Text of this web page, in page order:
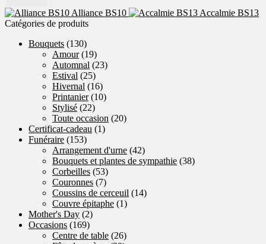
Alliance BS10
Accalmie BS13
Catégories de produits
Bouquets (130)
Amour (19)
Automnal (23)
Estival (25)
Hivernal (16)
Printanier (10)
Stylisé (22)
Toute occasion (20)
Certificat-cadeau (1)
Funéraire (153)
Arrangement d'urne (42)
Bouquets et plantes de sympathie (38)
Corbeilles (53)
Couronnes (7)
Coussins de cerceuil (14)
Couvre épitaphe (1)
Mother's Day (2)
Occasions (169)
Centre de table (26)